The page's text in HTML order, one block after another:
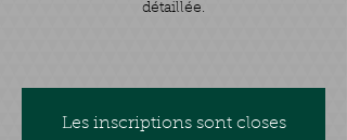
détaillée.
Les inscriptions sont closes